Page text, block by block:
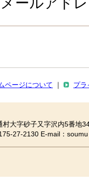
ページについて プラ
大字砂子又字沢内5番地
27-2130 E-mail：